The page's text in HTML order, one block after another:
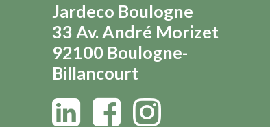
Jardeco Boulogne
33 Av. André Morizet
92100 Boulogne-
Billancourt